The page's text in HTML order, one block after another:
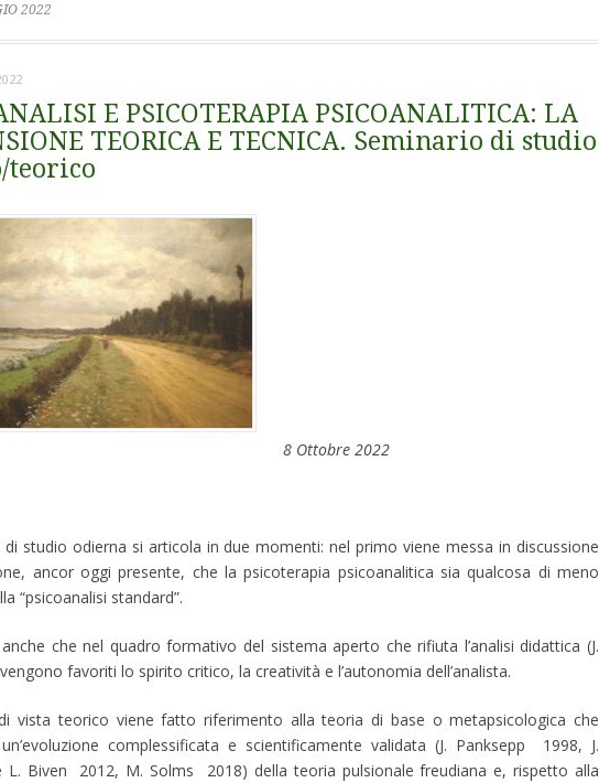
2022
E PSICOTERAPIA PSICOANALITICA: LA
TEORICA E TECNICA. Seminario di studio
teorico
8 Ottobre 2022
di studio odierna si articola in due momenti: nel primo viene messa in discussione
ancor oggi presente, che la psicoterapia psicoanalitica sia qualcosa di meno
“psicoanalisi standard”.
che nel quadro formativo del sistema aperto che rifiuta l’analisi didattica (J.
favoriti lo spirito critico, la creatività e l’autonomia dell’analista.
vista teorico viene fatto riferimento alla teoria di base o metapsicologica che
complessificata e scientificamente validata (J. Panksepp 1998, J.
L. Biven 2012, M. Solms 2018) della teoria pulsionale freudiana e, rispetto alla